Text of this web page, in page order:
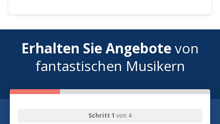
Erhalten Sie Angebotevon
fantastischen Musikern
Schritt 1 von 4